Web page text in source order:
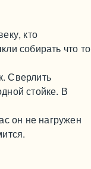
кто
собирать что то
Сверлить
стойке. В
он не нагружен